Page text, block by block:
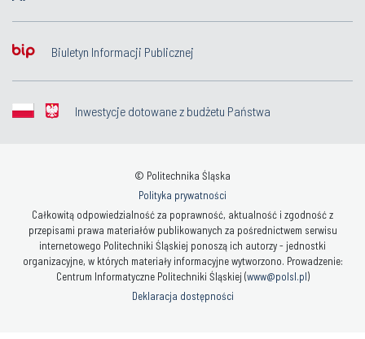
Biuletyn Informacji Publicznej
Inwestycje dotowane z budżetu Państwa
© Politechnika Śląska
Polityka prywatności
Całkowitą odpowiedzialność za poprawność, aktualność i zgodność z
przepisami prawa materiałów publikowanych za pośrednictwem serwisu
internetowego Politechniki Śląskiej ponoszą ich autorzy - jednostki
organizacyjne, w których materiały informacyjne wytworzono. Prowadzenie:
Centrum Informatyczne Politechniki Śląskiej (www@polsl.pl)
Deklaracja dostępności